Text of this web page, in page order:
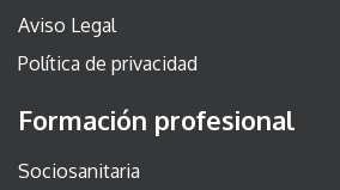
Aviso Legal
Política de privacidad
Formación profesional
Sociosanitaria